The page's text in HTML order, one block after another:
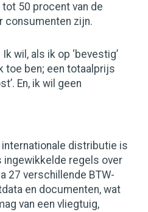
50 procent van de
consumenten zijn.
wil, als ik op ‘bevestig’
toe ben; een totaalprijs
En, ik wil geen
internationale distributie is
ingewikkelde regels over
27 verschillende BTW-
en documenten, wat
van een vliegtuig,